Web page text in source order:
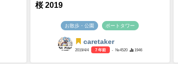
桜 2019
お散歩・公園 ポートタワー
caretaker
2019/4/4 7 年前 - №4520 1946